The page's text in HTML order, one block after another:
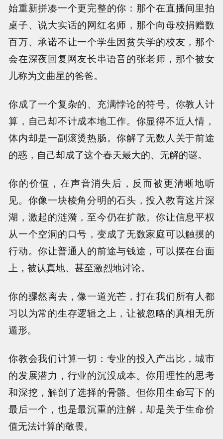
始重新拼凑一个更完整的你：那个在直播间里拍
桌子、说大实话的网红名师，那个向母校捐赠数
百万、承诺不让一个学生因贫失学的校友，那个
会在深夜回复网友长串语音的张老师，那个被女
儿称为文曲星的爸爸。
你成了一个复杂的、充满悖论的符号。你教人计
算，自己却不计成本地工作。你显得不近人情，
体内却是一副滚烫热肠。你解了无数人关于前途
的惑，自己却成了这个春天最大的、无解的谜。
你的价值，在声音消失后，反而被更清晰地听
见。你像一块棱角分明的石头，投入教育这片深
湖，激起的涟漪，至今仍在扩散。你让信息平权
从一个空洞的口号，变成了无数家庭可以触摸的
行动。你让普通人的前途与钱途，可以摆在台面
上，被认真地、甚至激烈地讨论。
你的骤然离去，像一道光芒，打在我们所有人都
习以为常的生存逻辑之上，让被忽略的真相无所
遁形。
你教会我们计算一切：专业的投入产出比，城市
的发展潜力，行业的沉没成本。你用理性的思考
和深挖，解剖了选择的骨骼。但你用生命写下的
最后一个，也是最沉重的注解，却是关于生命价
值无法计算的敬畏。